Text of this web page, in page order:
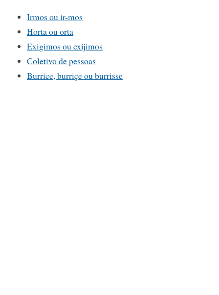
Irmos ou ir-mos
Horta ou orta
Exigimos ou exijimos
Coletivo de pessoas
Burrice, burriçe ou burrisse